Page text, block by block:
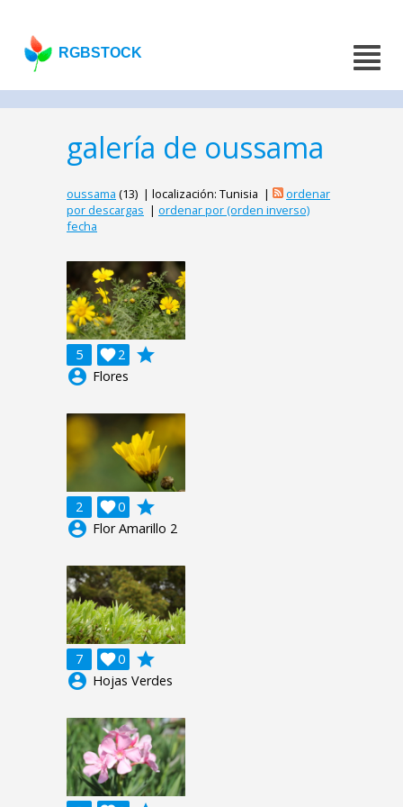
RGBSTOCK
galería de oussama
oussama (13) | localización: Tunisia |
ordenar
por descargas | ordenar por (orden inverso)
fecha
5 2

grade
account_circle Flores
2 0

grade
account_circle Flor Amarillo 2
7 0

grade
account_circle Hojas Verdes